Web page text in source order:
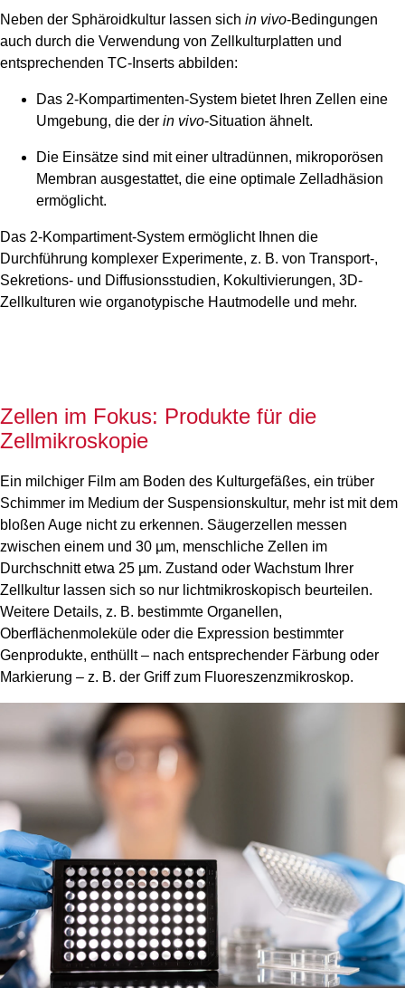
Neben der Sphäroidkultur lassen sich in vivo-Bedingungen
auch durch die Verwendung von Zellkulturplatten und
entsprechenden TC-Inserts abbilden:
Das 2-Kompartimenten-System bietet Ihren Zellen eine
Umgebung, die der in vivo-Situation ähnelt.
Die Einsätze sind mit einer ultradünnen, mikroporösen
Membran ausgestattet, die eine optimale Zelladhäsion
ermöglicht.
Das 2-Kompartiment-System ermöglicht Ihnen die
Durchführung komplexer Experimente, z. B. von Transport-,
Sekretions- und Diffusionsstudien, Kokultivierungen, 3D-
Zellkulturen wie organotypische Hautmodelle und mehr.
Zellen im Fokus: Produkte für die
Zellmikroskopie
Ein milchiger Film am Boden des Kulturgefäßes, ein trüber
Schimmer im Medium der Suspensionskultur, mehr ist mit dem
bloßen Auge nicht zu erkennen. Säugerzellen messen
zwischen einem und 30 µm, menschliche Zellen im
Durchschnitt etwa 25 µm. Zustand oder Wachstum Ihrer
Zellkultur lassen sich so nur lichtmikroskopisch beurteilen.
Weitere Details, z. B. bestimmte Organellen,
Oberflächenmoleküle oder die Expression bestimmter
Genprodukte, enthüllt – nach entsprechender Färbung oder
Markierung – z. B. der Griff zum Fluoreszenzmikroskop.